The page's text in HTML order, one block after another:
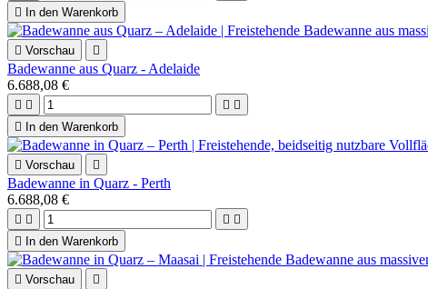

In den Warenkorb
 Vorschau 
Badewanne aus Quarz - Adelaide
6.688,08 €
   

In den Warenkorb
 Vorschau 
Badewanne in Quarz - Perth
6.688,08 €
   

In den Warenkorb
 Vorschau 